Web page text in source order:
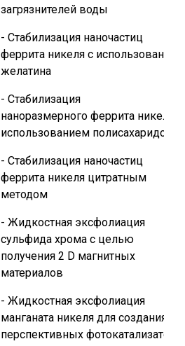
загрязнителей воды
- Стабилизация наночастиц
феррита никеля с использованием
желатина
- Стабилизация
наноразмерного феррита никеля с
использованием полисахаридов
- Стабилизация наночастиц
феррита никеля цитратным
методом
- Жидкостная эксфолиация
сульфида хрома с целью
получения 2 D магнитных
материалов
- Жидкостная эксфолиация
манганата никеля для создания
перспективных